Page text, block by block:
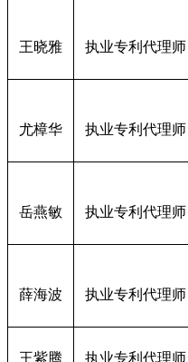
王晓雅 执业专利代理师
尤樟华 执业专利代理师
岳燕敏 执业专利代理师
薛海波 执业专利代理师
王紫腾 执业专利代理师